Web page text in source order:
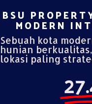
BSU
MODERN
Sebuah kota
hunian
lokasi paling